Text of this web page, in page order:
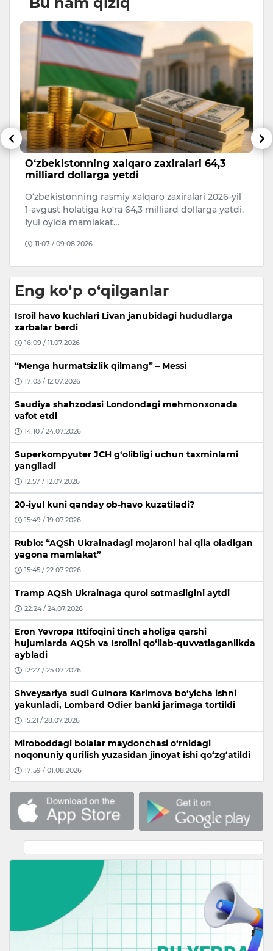
O‘zbekistonning xalqaro zaxiralari 64,3
milliard dollarga yetdi
O‘zbekistonning rasmiy xalqaro zaxiralari 2026-yil
1-avgust holatiga ko‘ra 64,3 milliard dollarga yetdi.
Iyul oyida mamlakat…
11:07 / 09.08.2026
Eng ko‘p o‘qilganlar
Isroil havo kuchlari Livan janubidagi hududlarga
zarbalar berdi
16:09 / 11.07.2026
“Menga hurmatsizlik qilmang” – Messi
17:03 / 12.07.2026
Saudiya shahzodasi Londondagi mehmonxonada
vafot etdi
14:10 / 24.07.2026
Superkompyuter JCH g‘olibligi uchun taxminlarni
yangiladi
12:57 / 12.07.2026
20-iyul kuni qanday ob-havo kuzatiladi?
15:49 / 19.07.2026
Rubio: “AQSh Ukrainadagi mojaroni hal qila oladigan
yagona mamlakat”
15:45 / 22.07.2026
Tramp AQSh Ukrainaga qurol sotmasligini aytdi
22:24 / 24.07.2026
Eron Yevropa Ittifoqini tinch aholiga qarshi
hujumlarda AQSh va Isroilni qo‘llab-quvvatlaganlikda
aybladi
12:27 / 25.07.2026
Shveysariya sudi Gulnora Karimova bo‘yicha ishni
yakunladi, Lombard Odier banki jarimaga tortildi
15:21 / 28.07.2026
Miroboddagi bolalar maydonchasi o‘rnidagi
noqonuniy qurilish yuzasidan jinoyat ishi qo‘zg‘atildi
17:59 / 01.08.2026